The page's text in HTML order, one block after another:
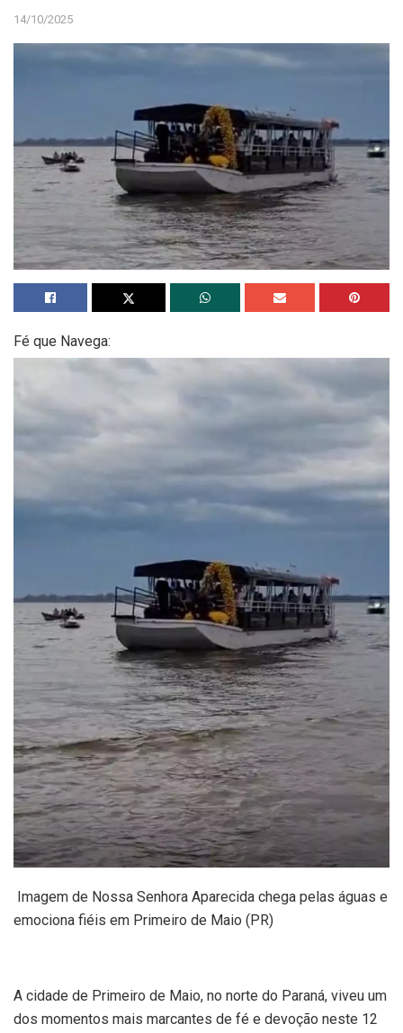
14/10/2025
Fé que Navega:
Imagem de Nossa Senhora Aparecida chega pelas águas e
emociona fiéis em Primeiro de Maio (PR)
A cidade de Primeiro de Maio, no norte do Paraná, viveu um
dos momentos mais marcantes de fé e devoção neste 12